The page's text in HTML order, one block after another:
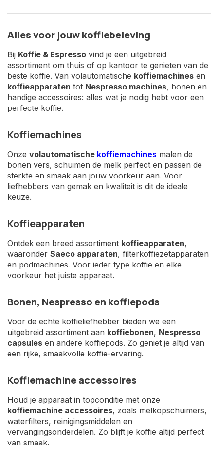
Alles voor jouw koffiebeleving
Bij Koffie & Espresso vind je een uitgebreid
assortiment om thuis of op kantoor te genieten van de
beste koffie. Van volautomatische koffiemachines en
koffieapparaten tot Nespresso machines, bonen en
handige accessoires: alles wat je nodig hebt voor een
perfecte koffie.
Koffiemachines
Onze volautomatische koffiemachines malen de
bonen vers, schuimen de melk perfect en passen de
sterkte en smaak aan jouw voorkeur aan. Voor
liefhebbers van gemak en kwaliteit is dit de ideale
keuze.
Koffieapparaten
Ontdek een breed assortiment koffieapparaten,
waaronder Saeco apparaten, filterkoffiezetapparaten
en podmachines. Voor ieder type koffie en elke
voorkeur het juiste apparaat.
Bonen, Nespresso en koffiepods
Voor de echte koffieliefhebber bieden we een
uitgebreid assortiment aan koffiebonen, Nespresso
capsules en andere koffiepods. Zo geniet je altijd van
een rijke, smaakvolle koffie-ervaring.
Koffiemachine accessoires
Houd je apparaat in topconditie met onze
koffiemachine accessoires, zoals melkopschuimers,
waterfilters, reinigingsmiddelen en
vervangingsonderdelen. Zo blijft je koffie altijd perfect
van smaak.